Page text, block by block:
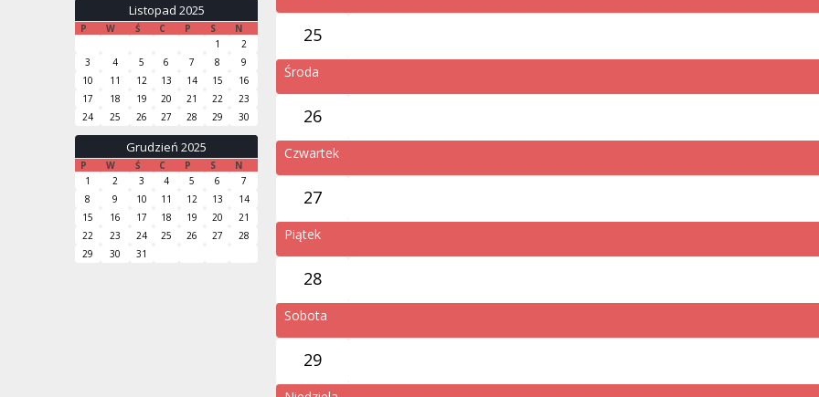
Listopad 2025
P W Ś C P S
N
1
2
3
4 5 6 7 8
9
10
11 12 13 14 15
16
17
18 19 20 21 22
23
24
25 26 27 28 29 30
Grudzień 2025
P W Ś C P S
N
1
2 3 4 5 6
7
8
9 10 11 12 13
14
15
16 17 18 19 20
21
22
23 24 25 26 27
28
29
30 31
25
Środa
26
Czwartek
27
Piątek
28
Sobota
29